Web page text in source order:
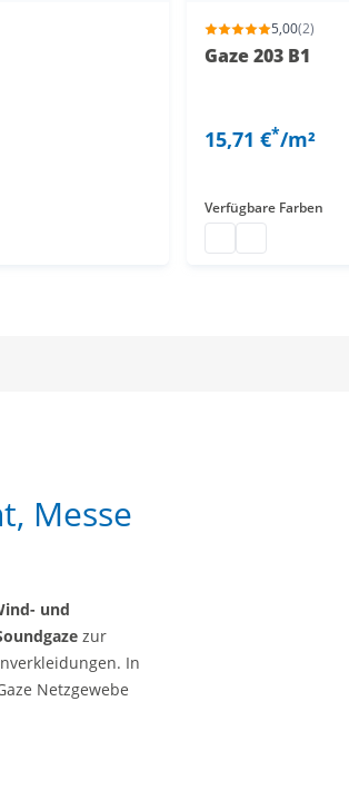
5,00(2)
Gaze 203 B1
15,71 €*/m²
Verfügbare Farben
Messe
und
zur
In
Netzgewebe